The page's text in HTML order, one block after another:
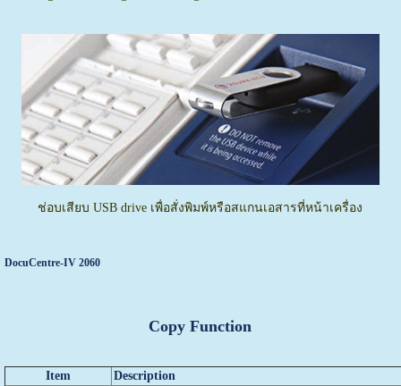
ช่อบเสียบ USB drive เพื่อสั่งพิมพ์หรือสแกนเอสารที่หน้าเครื่อง
DocuCentre-IV 2060
Copy Function
Item
Description